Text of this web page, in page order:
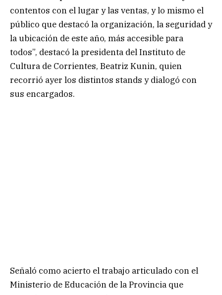
contentos con el lugar y las ventas, y lo mismo el
público que destacó la organización, la seguridad y
la ubicación de este año, más accesible para
todos”, destacó la presidenta del Instituto de
Cultura de Corrientes, Beatriz Kunin, quien
recorrió ayer los distintos stands y dialogó con
sus encargados.
Señaló como acierto el trabajo articulado con el
Ministerio de Educación de la Provincia que